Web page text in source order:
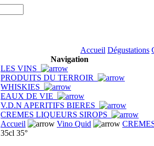
Accueil Dégustations
Navigation
LES VINS
PRODUITS DU TERROIR
WHISKIES
EAUX DE VIE
V.D.N APERITIFS BIERES
CREMES LIQUEURS SIROPS
Accueil
Vino Quid
35cl 35°